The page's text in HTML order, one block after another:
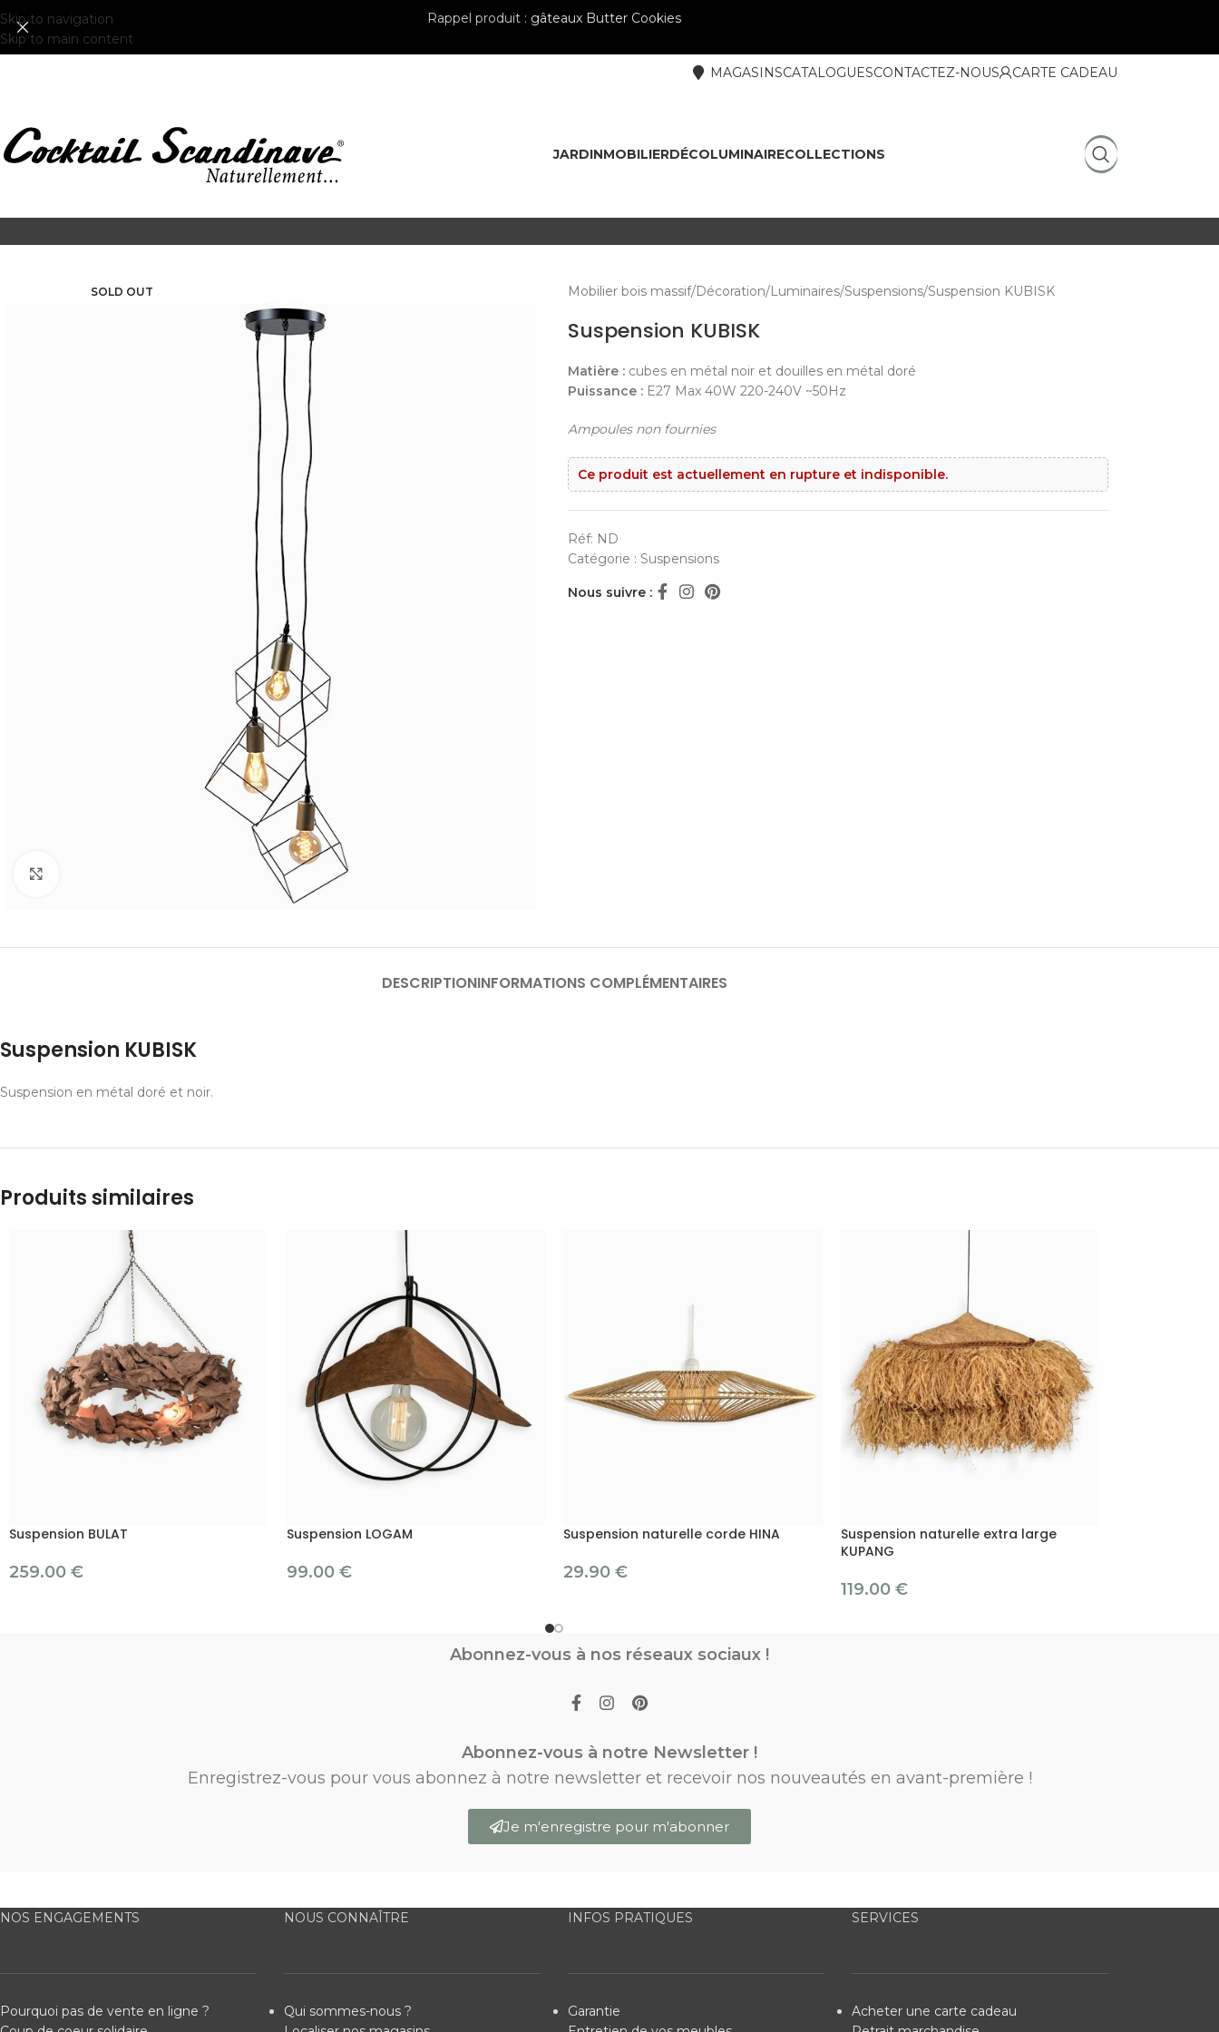
Skip to navigation
Skip to main content
Rappel produit : gâteaux Butter Cookies
MAGASINSCATALOGUESCONTACTEZ-NOUS CARTE CADEAU
JARDINMOBILIERDÉCOLUMINAIRECOLLECTIONS
SOLD OUT Mobilier bois massif Décoration Luminaires Suspensions Suspension KUBISK
Suspension KUBISK
Matière :cubes en métal noir et douilles en métal doré
Puissance :E27 Max 40W 220-240V ~50Hz
Ampoules non fournies
Ce produit est actuellement en rupture et indisponible.
Réf: ND
Catégorie : Suspensions
Nous suivre :
DESCRIPTIONINFORMATIONS COMPLÉMENTAIRES
Suspension KUBISK
Suspension en métal doré et noir.
Produits similaires
Suspension BULAT
259.00 €
Suspension LOGAM
99.00 €
Suspension naturelle corde HINA
29.90 €
Suspension naturelle extra large
KUPANG
119.00 €
Abonnez-vous à nos réseaux sociaux !
Abonnez-vous à notre Newsletter !
Enregistrez-vous pour vous abonnez à notre newsletter et recevoir nos nouveautés en avant-première !
Je m'enregistre pour m'abonner
NOS ENGAGEMENTS
Pourquoi pas de vente en ligne ?
NOUS CONNAÎTRE
Qui sommes-nous ?
INFOS PRATIQUES
Garantie
SERVICES
Acheter une carte cadeau